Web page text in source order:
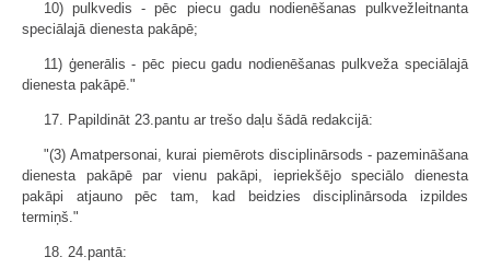
10) pulkvedis - pēc piecu gadu nodienēšanas pulkvežleitnanta
speciālajā dienesta pakāpē;
11) ģenerālis - pēc piecu gadu nodienēšanas pulkveža speciālajā
dienesta pakāpē."
17. Papildināt 23.pantu ar trešo daļu šādā redakcijā:
"(3) Amatpersonai, kurai piemērots disciplinārsods - pazemināšana
dienesta pakāpē par vienu pakāpi, iepriekšējo speciālo dienesta
pakāpi atjauno pēc tam, kad beidzies disciplinārsoda izpildes
termiņš."
18. 24.pantā: